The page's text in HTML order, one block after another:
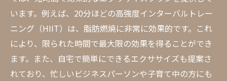
います。例えば、20分ほどの高強度インターバルトレー
ニング（HIIT）は、脂肪燃焼に非常に効果的です。これ
により、限られた時間で最大限の効果を得ることができ
ます。また、自宅で簡単にできるエクササイズも提案さ
れており、忙しいビジネスパーソンや子育て中の方にも